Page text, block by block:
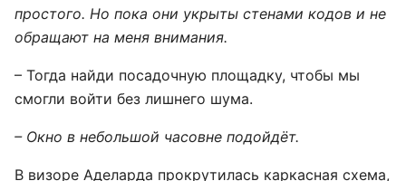
простого. Но пока они укрыты стенами кодов и не
обращают на меня внимания.
– Тогда найди посадочную площадку, чтобы мы
смогли войти без лишнего шума.
– Окно в небольшой часовне подойдёт.
В визоре Аделарда прокрутилась каркасная схема,